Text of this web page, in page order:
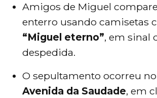
Amigos de Miguel
enterro usando camisetas
“Miguel eterno”, em sinal
despedida.
O sepultamento ocorreu no
Avenida da Saudade, em